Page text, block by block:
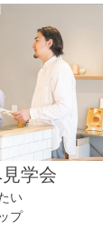
学会
い
プ